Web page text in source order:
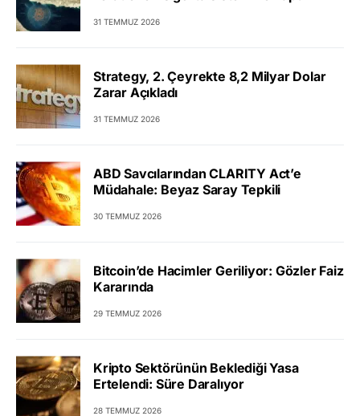
31 TEMMUZ 2026
Strategy, 2. Çeyrekte 8,2 Milyar Dolar
Zarar Açıkladı
31 TEMMUZ 2026
ABD Savcılarından CLARITY Act’e
Müdahale: Beyaz Saray Tepkili
30 TEMMUZ 2026
Bitcoin’de Hacimler Geriliyor: Gözler Faiz
Kararında
29 TEMMUZ 2026
Kripto Sektörünün Beklediği Yasa
Ertelendi: Süre Daralıyor
28 TEMMUZ 2026